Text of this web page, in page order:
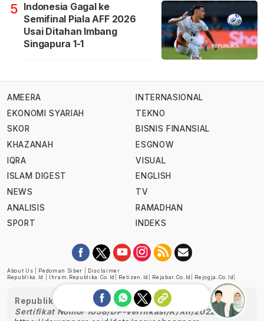
5 Indonesia Gagal ke
Semifinal Piala AFF 2026
Usai Ditahan Imbang
Singapura 1-1
AMEERA
EKONOMI SYARIAH
SKOR
KHAZANAH
IQRA
ISLAM DIGEST
NEWS
ANALISIS
SPORT
INTERNASIONAL
TEKNO
BISNIS FINANSIAL
ESGNOW
VISUAL
ENGLISH
TV
RAMADHAN
INDEKS
About Us Pedoman Siber
Disclaimer
Republika.id
Ihram.republika.co.id Retizen.id Rejabar.co.id Rejogja.co.id
Republika telah diverifikasi oleh Dewan Pers
Sertifikat Nomor 1058/DP-Verifikasi/K/XII/2022